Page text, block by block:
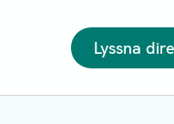
Lyssna